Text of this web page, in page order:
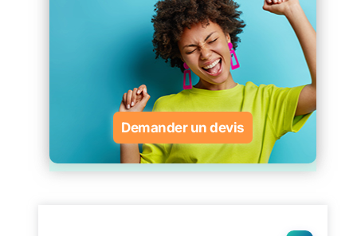
Demander un devis